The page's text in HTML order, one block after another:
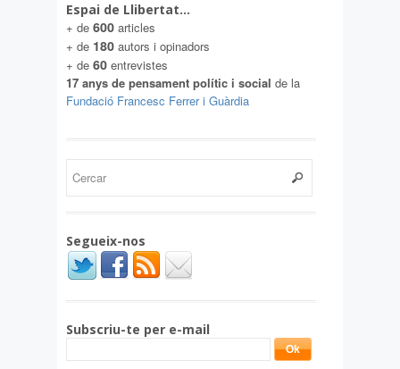
Espai de Llibertat…
+ de 600 articles
+ de 180 autors i opinadors
+ de 60 entrevistes
17 anys de pensament polític i social de la
Fundació Francesc Ferrer i Guàrdia
Segueix-nos
Subscriu-te per e-mail